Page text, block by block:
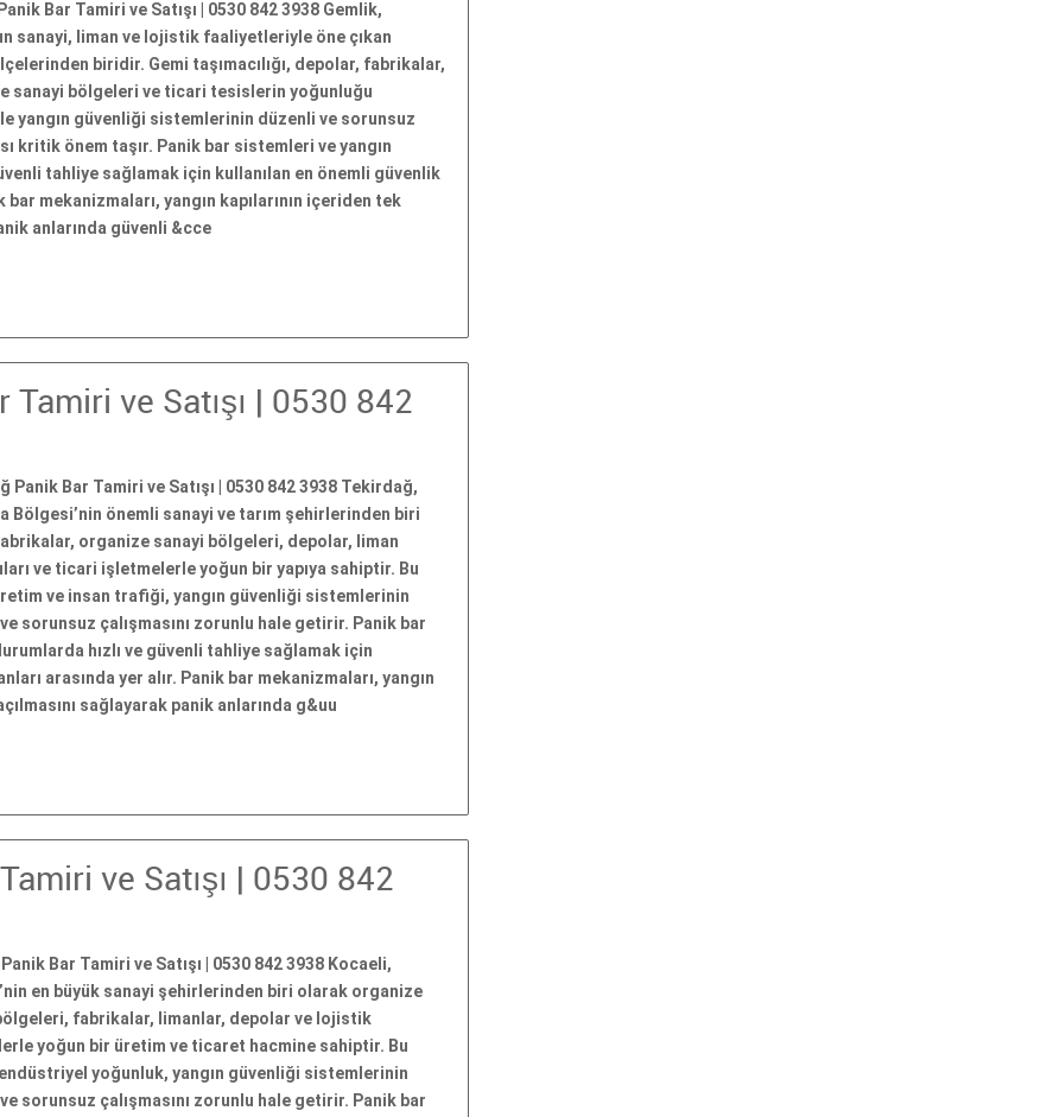
Bar Tamiri ve Satışı | 0530 842 3938 Gemlik,
sanayi, liman ve lojistik faaliyetleriyle öne çıkan
biridir. Gemi taşımacılığı, depolar, fabrikalar,
sanayi bölgeleri ve ticari tesislerin yoğunluğu
yangın güvenliği sistemlerinin düzenli ve sorunsuz
kritik önem taşır. Panik bar sistemleri ve yangın
tahliye sağlamak için kullanılan en önemli güvenlik
bar mekanizmaları, yangın kapılarının içeriden tek
anlarında güvenli &cce
ve Satışı | 0530 842
Panik Bar Tamiri ve Satışı | 0530 842 3938 Tekirdağ,
Bölgesi’nin önemli sanayi ve tarım şehirlerinden biri
organize sanayi bölgeleri, depolar, liman
ve ticari işletmelerle yoğun bir yapıya sahiptir. Bu
ve insan trafiği, yangın güvenliği sistemlerinin
sorunsuz çalışmasını zorunlu hale getirir. Panik bar
hızlı ve güvenli tahliye sağlamak için
arasında yer alır. Panik bar mekanizmaları, yangın
sağlayarak panik anlarında g&uu
ve Satışı | 0530 842
Bar Tamiri ve Satışı | 0530 842 3938 Kocaeli,
en büyük sanayi şehirlerinden biri olarak organize
fabrikalar, limanlar, depolar ve lojistik
yoğun bir üretim ve ticaret hacmine sahiptir. Bu
yoğunluk, yangın güvenliği sistemlerinin
sorunsuz çalışmasını zorunlu hale getirir. Panik bar